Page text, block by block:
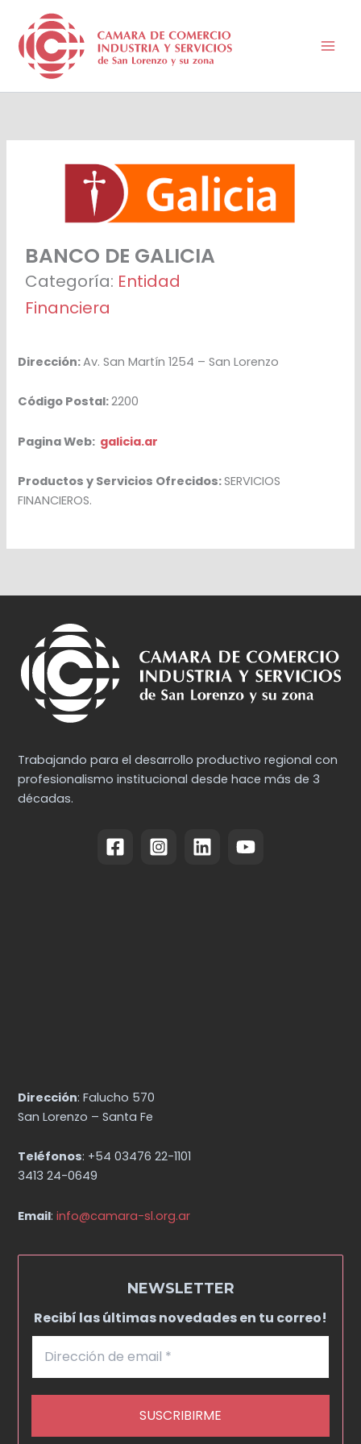
contenido
BANCO DE GALICIA
Categoría: Entidad
Financiera
Dirección:Av. San Martín 1254 – San Lorenzo
Código Postal:2200
Pagina Web: galicia.ar
Productos y Servicios Ofrecidos:SERVICIOS
FINANCIEROS.
Trabajando para el desarrollo productivo regional con
profesionalismo institucional desde hace más de 3
décadas.
Dirección: Falucho 570
San Lorenzo – Santa Fe
Teléfonos: +54 03476 22-1101
3413 24-0649
Email:info@camara-sl.org.ar
NEWSLETTER
Recibí las últimas novedades en tu correo!